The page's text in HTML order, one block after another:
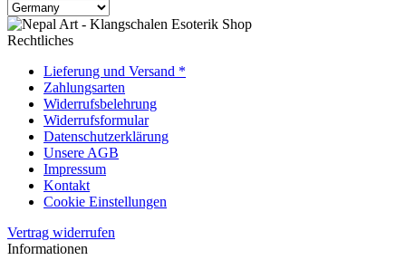
Rechtliches
Lieferung und Versand *
Zahlungsarten
Widerrufsbelehrung
Widerrufsformular
Datenschutzerklärung
Unsere AGB
Impressum
Kontakt
Cookie Einstellungen
Vertrag widerrufen
Informationen